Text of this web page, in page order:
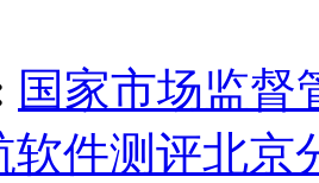
国家市场监督
软件测评北京